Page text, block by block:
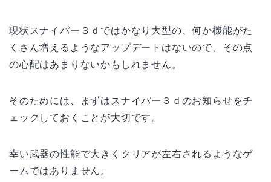
現状スナイパー３ｄではかなり大型の、何か機能がた
くさん増えるようなアップデートはないので、その点
の心配はあまりないかもしれません。
そのためには、まずはスナイパー３ｄのお知らせをチ
ェックしておくことが大切です。
幸い武器の性能で大きくクリアが左右されるようなゲ
ームではありません。